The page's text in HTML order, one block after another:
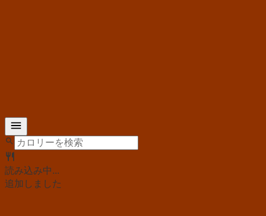
読み込み中...
追加しました